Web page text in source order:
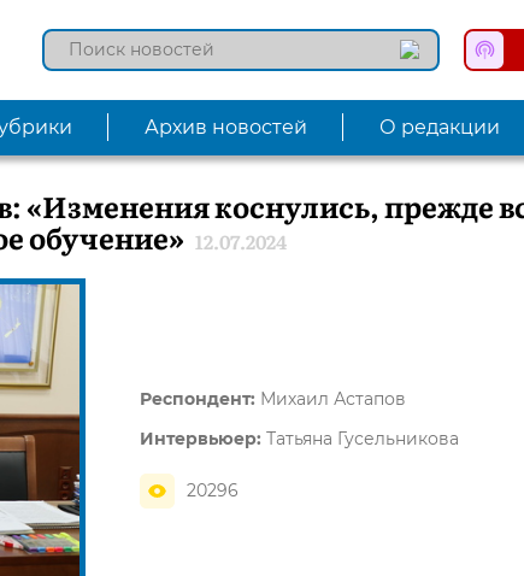
Архив новостей О редакции
«Изменения коснулись, прежде
обучение» 12.07.2024
Респондент: Михаил Астапов
Интервьюер: Татьяна Гусельникова
20296